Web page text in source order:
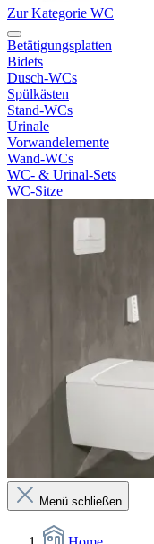
Zur Kategorie WC
Betätigungsplatten
Bidets
Dusch-WCs
Spülkästen
Stand-WCs
Urinale
Vorwandelemente
Wand-WCs
WC- & Urinal-Sets
WC-Sitze
Menü schließen